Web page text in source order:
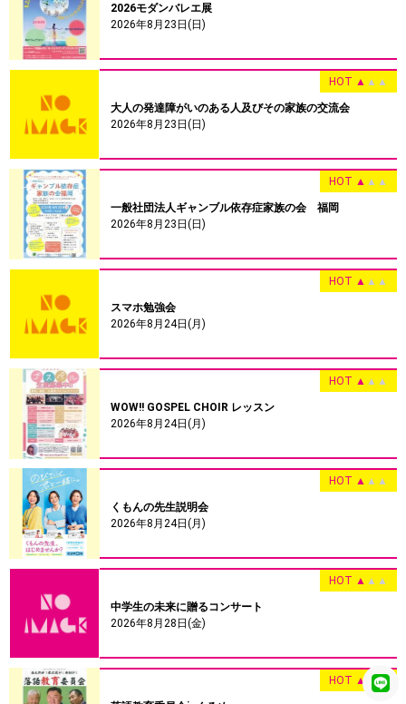
2026モダンバレエ展
2026年8月23日(日)
HOT ▲ ▲ ▲
大人の発達障がいのある人及びその家族の交流会
2026年8月23日(日)
HOT ▲ ▲ ▲
一般社団法人ギャンブル依存症家族の会 福岡
2026年8月23日(日)
HOT ▲ ▲ ▲
スマホ勉強会
2026年8月24日(月)
HOT ▲ ▲ ▲
WOW!! GOSPEL CHOIR レッスン
2026年8月24日(月)
HOT ▲ ▲ ▲
くもんの先生説明会
2026年8月24日(月)
HOT ▲ ▲ ▲
中学生の未来に贈るコンサート
2026年8月28日(金)
HOT ▲ ▲▲